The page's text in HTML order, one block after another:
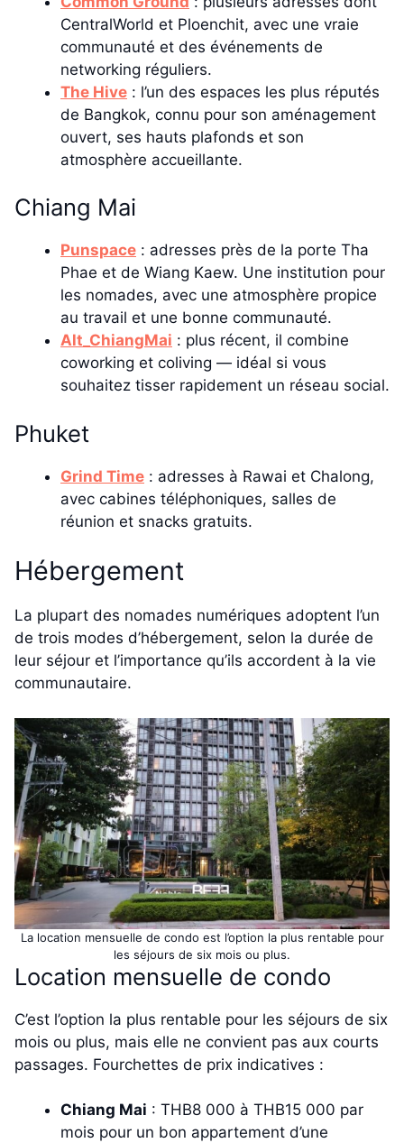
CentralWorld et Ploenchit, avec une vraie
communauté et des événements de
networking réguliers.
The Hive : l’un des espaces les plus réputés
de Bangkok, connu pour son aménagement
ouvert, ses hauts plafonds et son
atmosphère accueillante.
Chiang Mai
Punspace : adresses près de la porte Tha
Phae et de Wiang Kaew. Une institution pour
les nomades, avec une atmosphère propice
au travail et une bonne communauté.
Alt_ChiangMai : plus récent, il combine
coworking et coliving — idéal si vous
souhaitez tisser rapidement un réseau social.
Phuket
Grind Time : adresses à Rawai et Chalong,
avec cabines téléphoniques, salles de
réunion et snacks gratuits.
Hébergement
La plupart des nomades numériques adoptent l’un
de trois modes d’hébergement, selon la durée de
leur séjour et l’importance qu’ils accordent à la vie
communautaire.
La location mensuelle de condo est l’option la plus rentable pour
les séjours de six mois ou plus.
Location mensuelle de condo
C’est l’option la plus rentable pour les séjours de six
mois ou plus, mais elle ne convient pas aux courts
passages. Fourchettes de prix indicatives :
Chiang Mai : THB8 000 à THB15 000 par
mois pour un bon appartement d’une